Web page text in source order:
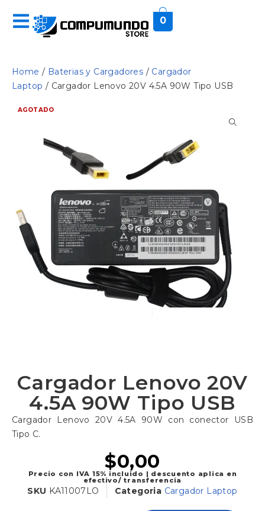
0
Home / Baterias y Cargadores / Cargador
Laptop / Cargador Lenovo 20V 4.5A 90W Tipo USB
AGOTADO
Cargador Lenovo 20V
4.5A 90W Tipo USB
Cargador Lenovo 20V 4.5A 90W con conector USB
Tipo C.
$0,00
Precio con IVA 15% incluido | descuento aplica en
efectivo/ transferencia
SKU KA11007LO Categoria Cargador Laptop